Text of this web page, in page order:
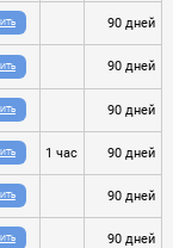
90 дней
90 дней
90 дней
1 час 90 дней
90 дней
90 дней